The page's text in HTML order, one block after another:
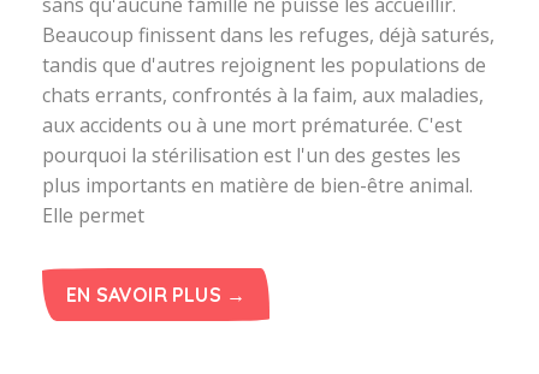
Beaucoup finissent dans les refuges, déjà saturés,
tandis que d'autres rejoignent les populations de
chats errants, confrontés à la faim, aux maladies,
aux accidents ou à une mort prématurée. C'est
pourquoi la stérilisation est l'un des gestes les
plus importants en matière de bien-être animal.
Elle permet
EN SAVOIR PLUS →